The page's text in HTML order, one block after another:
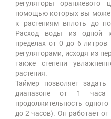
регуляторы оранжевого
помощью которых вы
к растениям вплоть до
Расход воды из одной
пределах от 0 до 6
регуляторами, исходя из
также степени
растения.
Таймер позволяет
диапазоне от 1
продолжительность
до 2 часов). Он работает